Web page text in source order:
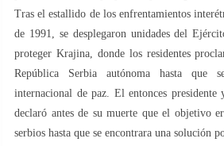
Tras el estallido de los enfrentamientos
de 1991, se desplegaron unidades del
proteger Krajina, donde los residentes
República Serbia autónoma hasta que
internacional de paz. El entonces presidente
declaró antes de su muerte que el objetivo
serbios hasta que se encontrara una solución